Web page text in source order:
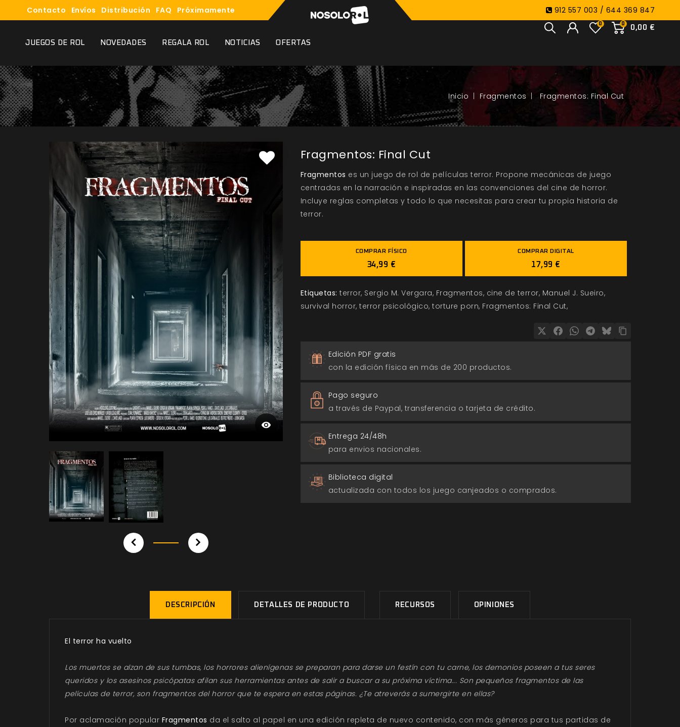
Contacto Envíos Distribución FAQ Próximamente 912 557 003 / 644 369 847
0
0,00 €
0
JUEGOS DE ROL NOVEDADES REGALA ROL NOTICIAS OFERTAS
Fragmentos Fragmentos: Final Cut
Fragmentos: Final Cut
Fragmentos es un juego de rol de películas terror. Propone mecánicas de juego
centradas en la narración e inspiradas en las convenciones del cine de horror.
Incluye reglas completas y todo lo que necesitas para crear tu propia historia de
terror.
COMPRAR FÍSICO
34,99 €
COMPRAR DIGITAL
17,99 €
Etiquetas: terror Sergio M. Vergara Fragmentos cine de terror Manuel J. Sueiro
survival horror terror psicológico torture porn Fragmentos: Final Cut
Edición PDF gratis
con la edición física en más de 200 productos.
Pago seguro
a través de Paypal, transferencia o tarjeta de crédito.
Entrega 24/48h
para envios nacionales.
Biblioteca digital
actualizada con todos los juego canjeados o comprados.
DESCRIPCIÓN DETALLES DE PRODUCTO RECURSOS OPINIONES
El terror ha vuelto
Los muertos se alzan de sus tumbas, los horrores alienígenas se preparan para darse un festín con tu carne, los demonios poseen a tus seres
queridos y los asesinos psicópatas afilan sus herramientas antes de salir a buscar a su próxima víctima... Son pequeños fragmentos de las
películas de terror, son fragmentos del horror que te espera en estas páginas. ¿Te atreverás a sumergirte en ellas?
Por aclamación popular Fragmentos da el salto al papel en una edición repleta de nuevo contenido, con más géneros para tus partidas de